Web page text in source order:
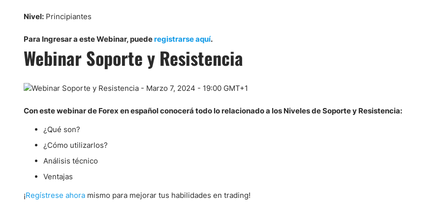
Paraguay
Panama
Latinoamérica
Nicaragua
Nasdaq 100
Acciones
Banco Santander (SAN)
Todas las Acciones
Nivel: Principiantes
Para Ingresar a este Webinar, puede registrarse aquí.
Webinar Soporte y Resistencia
Con este webinar de Forex en español conocerá todo lo relacionado a los Niveles de Soporte y Resistencia:
¿Qué son?
¿Cómo utilizarlos?
Análisis técnico
Ventajas
¡Regístrese ahora mismo para mejorar tus habilidades en trading!